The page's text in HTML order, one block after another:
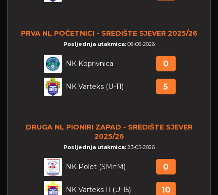
PRVA NL POČETNICI - SREDIŠTE SJEVER 2025/26
Posljednja utakmica: 06-06-2026
NK Koprivnica 0
NK Varteks (U-11) 5
DRUGA NL PIONIRI ZAPAD - SREDIŠTE SJEVER
2025/26
Posljednja utakmica: 23-05-2026
NK Polet (SMnM) 0
NK Varteks II (U-15) 10